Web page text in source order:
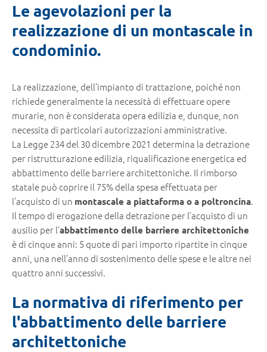
Le agevolazioni per la
realizzazione di un montascale in
condominio.
La realizzazione, dell’impianto di trattazione, poiché non
richiede generalmente la necessità di effettuare opere
murarie, non è considerata opera edilizia e, dunque, non
necessita di particolari autorizzazioni amministrative.
La Legge 234 del 30 dicembre 2021 determina la detrazione
per ristrutturazione edilizia, riqualificazione energetica ed
abbattimento delle barriere architettoniche. Il rimborso
statale può coprire il 75% della spesa effettuata per
l’acquisto di un montascale a piattaforma o a poltroncina.
Il tempo di erogazione della detrazione per l’acquisto di un
ausilio per l’abbattimento delle barriere architettoniche
è di cinque anni: 5 quote di pari importo ripartite in cinque
anni, una nell’anno di sostenimento delle spese e le altre nei
quattro anni successivi.
La normativa di riferimento per
l'abbattimento delle barriere
architettoniche